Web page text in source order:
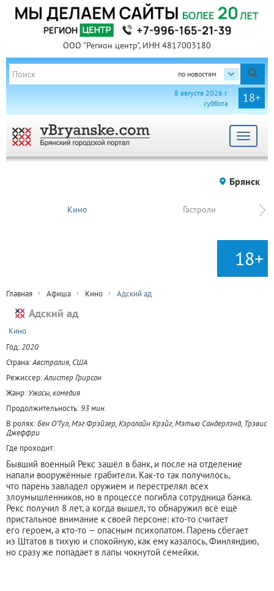
ООО "Регион центр", ИНН 4817003180
по новостям
18+
8 августа 2026 г.
суббота
Toggle
Брянск
Кино Гастроли
18+
Главная Афиша Кино Адский ад
Адский ад
Кино
Год:2020
Страна:Австралия, США
Режиссер:Алистер Грирсон
Жанр: Ужасы, комедия
Продолжительность: 93 мин.
В ролях:Бен О’Тул, Мэг Фрэйзер, Кэролайн Крэйг, Мэтью Сандерлэнд, Трэвис
Джеффри
Где проходит:
Бывший военный Рекс зашёл в банк, и после на отделение
напали вооружённые грабители. Как-то так получилось,
что парень завладел оружием и перестрелял всех
злоумышленников, но в процессе погибла сотрудница банка.
Рекс получил 8 лет, а когда вышел, то обнаружил всё ещё
пристальное внимание к своей персоне: кто-то считает
его героем, а кто-то — опасным психопатом. Парень сбегает
из Штатов в тихую и спокойную, как ему казалось, Финляндию,
но сразу же попадает в лапы чокнутой семейки.